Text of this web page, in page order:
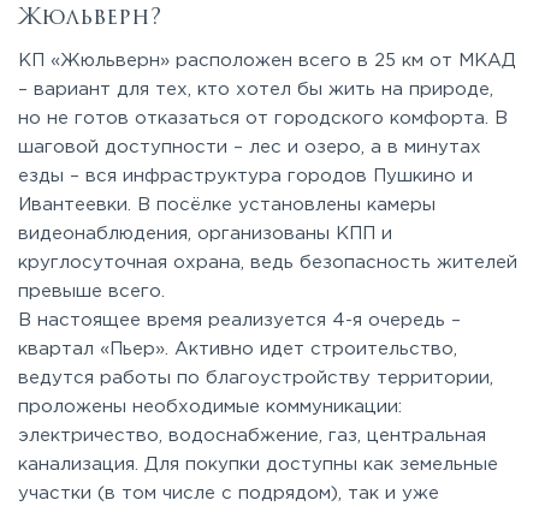
Жюльверн?
КП «Жюльверн» расположен всего в 25 км от МКАД
– вариант для тех, кто хотел бы жить на природе,
но не готов отказаться от городского комфорта. В
шаговой доступности – лес и озеро, а в минутах
езды – вся инфраструктура городов Пушкино и
Ивантеевки. В посёлке установлены камеры
видеонаблюдения, организованы КПП и
круглосуточная охрана, ведь безопасность жителей
превыше всего.
В настоящее время реализуется 4-я очередь –
квартал «Пьер». Активно идет строительство,
ведутся работы по благоустройству территории,
проложены необходимые коммуникации:
электричество, водоснабжение, газ, центральная
канализация. Для покупки доступны как земельные
участки (в том числе с подрядом), так и уже